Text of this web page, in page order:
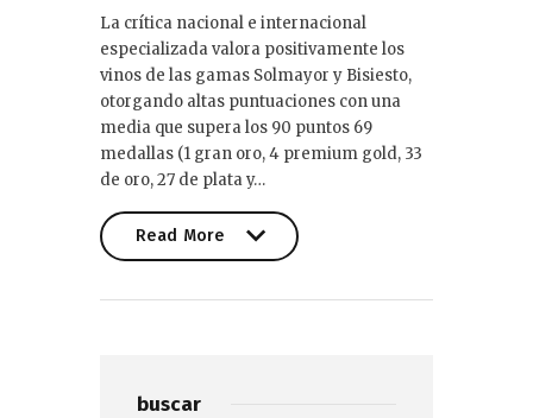
La crítica nacional e internacional
especializada valora positivamente los
vinos de las gamas Solmayor y Bisiesto,
otorgando altas puntuaciones con una
media que supera los 90 puntos 69
medallas (1 gran oro, 4 premium gold, 33
de oro, 27 de plata y…
Read More
buscar